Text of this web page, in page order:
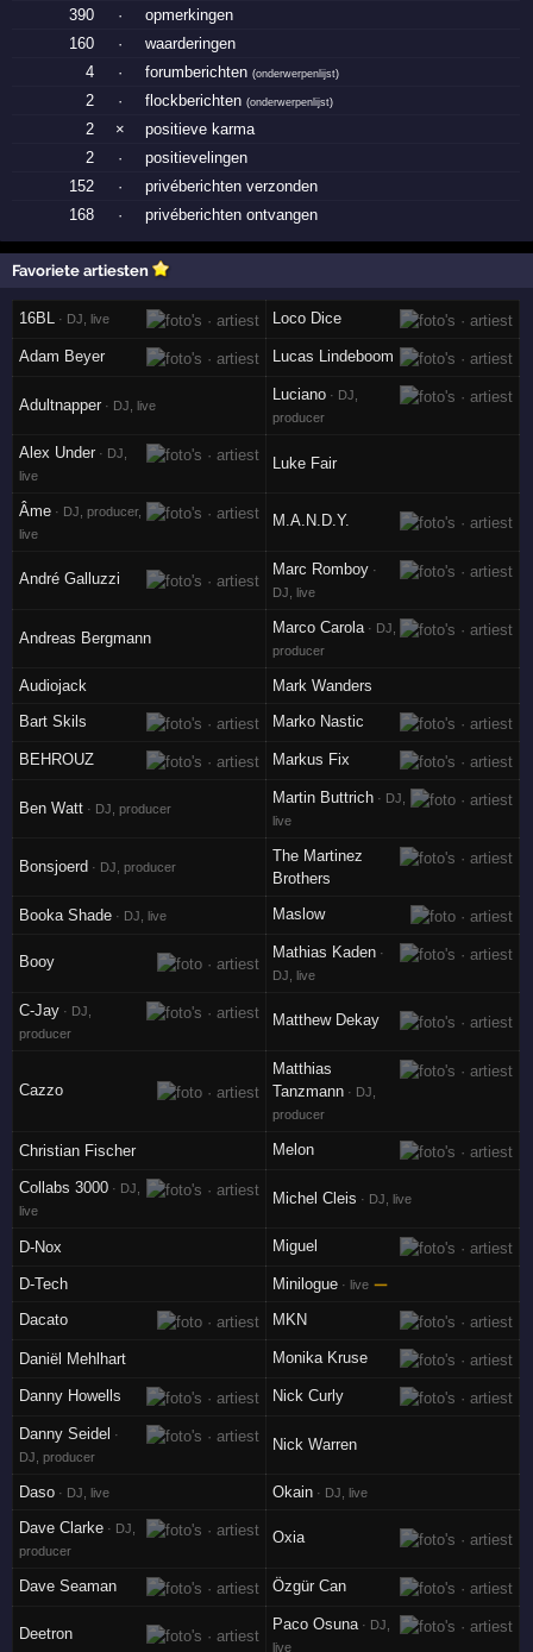
390
·
opmerkingen
160
·
waarderingen
4
· forumberichten(onderwerpenlijst)
2 · flockberichten(onderwerpenlijst)
2 ×
positieve karma
2
·
positievelingen
152
·
privéberichten verzonden
168
· privéberichten ontvangen
Favoriete artiesten
16BL · DJ, live Loco Dice
Adam Beyer Lucas Lindeboom
Adultnapper · DJ, live
Luciano · DJ,
producer
Alex Under · DJ,
live
Luke Fair
Âme · DJ, producer,
live
M.A.N.D.Y.
André Galluzzi
Marc Romboy ·
DJ, live
Andreas Bergmann
Marco Carola · DJ,
producer
Audiojack
Mark Wanders
Bart Skils
Marko Nastic
BEHROUZ Markus Fix
Ben Watt · DJ, producer
Martin Buttrich · DJ,
live
Bonsjoerd · DJ, producer
The Martinez
Brothers
Booka Shade · DJ, live Maslow
Booy
Mathias Kaden ·
DJ, live
C-Jay · DJ,
producer
Matthew Dekay
Cazzo
Matthias
Tanzmann · DJ,
producer
Christian Fischer Melon
Collabs 3000 · DJ,
live
Michel Cleis · DJ, live
D-Nox Miguel
D-Tech Minilogue · live —
Dacato
MKN
Daniël Mehlhart Monika Kruse
Danny Howells Nick Curly
Danny Seidel ·
DJ, producer
Nick Warren
Daso · DJ, live Okain · DJ, live
Dave Clarke · DJ,
producer
Oxia
Dave Seaman Özgür Can
Deetron
Paco Osuna · DJ,
live